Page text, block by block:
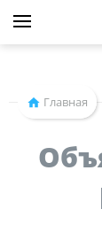
Главная